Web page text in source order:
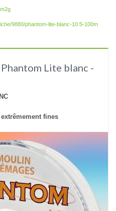
9880/phantom-lite-blanc-10.5-100m
Lite blanc -
fines